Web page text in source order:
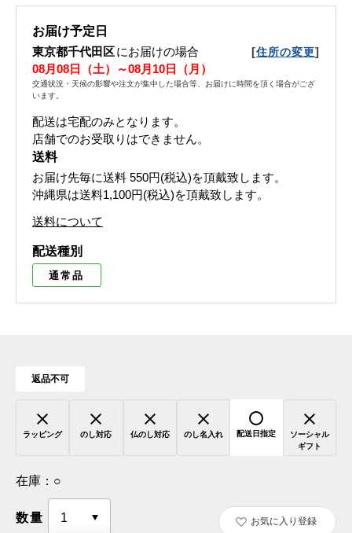
お届け予定日
東京都千代田区にお届けの場合 [住所の変更]
08月08日（土）～08月10日（月）
交通状況・天候の影響や注文が集中した場合等、お届けに時間を頂く場合がござ
います。
配送は宅配のみとなります。
店舗でのお受取りはできません。
送料
お届け先毎に送料 550円(税込)を頂戴致します。
沖縄県は送料1,100円(税込)を頂戴致します。
送料について
配送種別
通常品
返品不可
ラッピング のし対応 仏のし対応 のし名入れ 配送日指定
ソーシャル
ギフト
在庫： ○
数量 お気に入り登録